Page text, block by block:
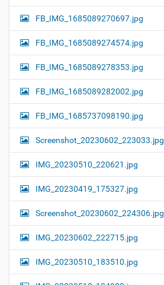
FB_IMG_1685089270697.jpg
FB_IMG_1685089274574.jpg
FB_IMG_1685089278353.jpg
FB_IMG_1685089282002.jpg
FB_IMG_1685737098190.jpg
Screenshot_20230602_223033.jpg
IMG_20230510_220621.jpg
IMG_20230419_175327.jpg
Screenshot_20230602_224306.jpg
IMG_20230602_222715.jpg
IMG_20230510_183510.jpg